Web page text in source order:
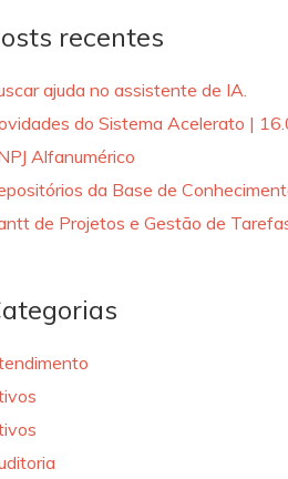
recentes
ajuda no assistente de IA.
do Sistema Acelerato |
Alfanumérico
da Base de
de Projetos e Gestão de